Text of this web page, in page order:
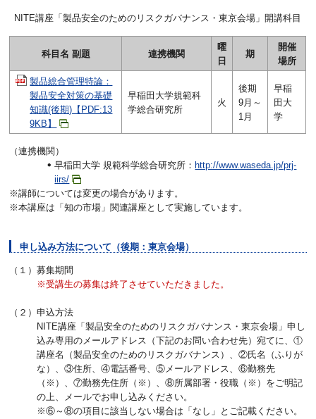
NITE講座「製品安全のためのリスクガバナンス・東京会場」開講科目
科目名 副題 連携機関
曜
日
期
開催
場所
製品総合管理特論：
製品安全対策の基礎
知識(後期)【PDF:13
9KB】
早稲田大学規範科
学総合研究所
火
後期
9月～
1月
早稲
田大
学
（連携機関）
早稲田大学 規範科学総合研究所：http://www.waseda.jp/prj-
iirs/
※講師については変更の場合があります。
※本講座は「知の市場」関連講座として実施しています。
申し込み方法について（後期：東京会場）
（１）募集期間
※受講生の募集は終了させていただきました。
（２）申込方法
NITE講座「製品安全のためのリスクガバナンス・東京会場」申し
込み専用のメールアドレス（下記のお問い合わせ先）宛てに、①
講座名（製品安全のためのリスクガバナンス）、②氏名（ふりが
な）、③住所、④電話番号、⑤メールアドレス、⑥勤務先
（※）、⑦勤務先住所（※）、⑧所属部署・役職（※）をご明記
の上、メールでお申し込みください。
※⑥～⑧の項目に該当しない場合は「なし」とご記載ください。